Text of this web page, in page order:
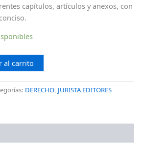
capítulos, artículos y anexos, con
al carrito
DERECHO, JURISTA EDITORES